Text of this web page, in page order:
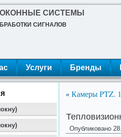
СИСТЕМЫ
СИГНАЛОВ
Услуги Бренды
«Камеры PTZ.
Опубликовано